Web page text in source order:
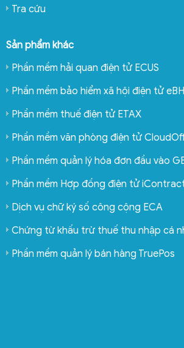
Tra cứu
Sản phẩm khác
Phần mềm hải quan điện tử ECUS
Phần mềm bảo hiểm xã hội điện tử eBH
Phần mềm thuế điện tử ETAX
Phần mềm văn phòng điện tử
Phần mềm quản lý hóa đơn đầu vào
Phần mềm Hợp đồng điện tử
Dịch vụ chữ ký số công cộng ECA
Chứng từ khấu trừ thuế thu nhập cá
Phần mềm quản lý bán hàng TruePos